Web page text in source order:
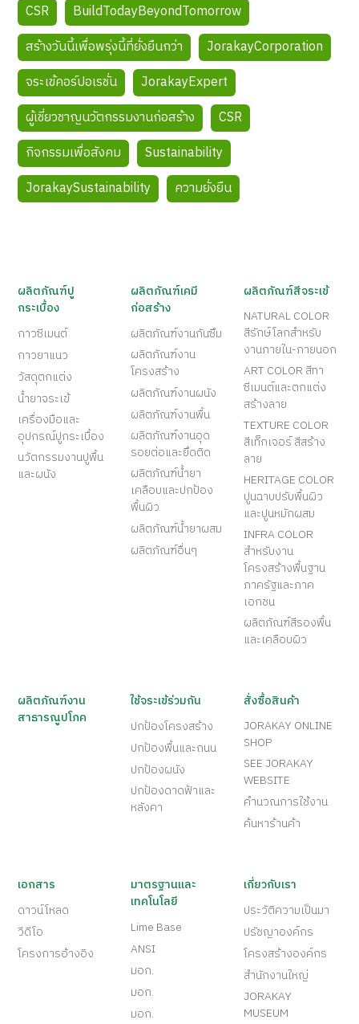
CSR
BuildTodayBeyondTomorrow
สร้างวันนี้เพื่อพรุ่งนี้ที่ยั่งยืนกว่า
JorakayCorporation
จระเข้คอร์ปอเรชั่น
JorakayExpert
ผู้เชี่ยวชาญนวัตกรรมงานก่อสร้าง
CSR
กิจกรรมเพื่อสังคม
Sustainability
JorakaySustainability
ความยั่งยืน
ผลิตภัณฑ์ปู
กระเบื้อง
กาวซีเมนต์
กาวยาแนว
วัสดุตกแต่ง
น้ำยาจระเข้
เครื่องมือและ
อุปกรณ์ปูกระเบื้อง
นวัตกรรมงานปูพื้น
และผนัง
ผลิตภัณฑ์เคมี
ก่อสร้าง
ผลิตภัณฑ์งานกันซึม
ผลิตภัณฑ์งาน
โครงสร้าง
ผลิตภัณฑ์งานผนัง
ผลิตภัณฑ์งานพื้น
ผลิตภัณฑ์งานอุด
รอยต่อและยึดติด
ผลิตภัณฑ์น้ำยา
เคลือบและปกป้อง
พื้นผิว
ผลิตภัณฑ์น้ำยาผสม
ผลิตภัณฑ์อื่นๆ
ผลิตภัณฑ์สีจระเข้
NATURAL COLOR
สีรักษ์โลกสำหรับ
งานภายใน-ภายนอก
ART COLOR สีทา
ซีเมนต์และตกแต่ง
สร้างลาย
TEXTURE COLOR
สีเท็กเจอร์ สีสร้าง
ลาย
HERITAGE COLOR
ปูนฉาบปรับพื้นผิว
และปูนหมักผสม
INFRA COLOR
สำหรับงาน
โครงสร้างพื้นฐาน
ภาครัฐและภาค
เอกชน
ผลิตภัณฑ์สีรองพื้น
และเคลือบผิว
ผลิตภัณฑ์งาน
สาธารณูปโภค
ใช้จระเข้ร่วมกัน
ปกป้องโครงสร้าง
ปกป้องพื้นและถนน
ปกป้องผนัง
ปกป้องดาดฟ้าและ
หลังคา
สั่งซื้อสินค้า
JORAKAY ONLINE
SHOP
SEE JORAKAY
WEBSITE
คำนวณการใช้งาน
ค้นหาร้านค้า
เอกสาร
ดาวน์โหลด
วีดีโอ
โครงการอ้างอิง
มาตรฐานและ
เทคโนโลยี
Lime Base
ANSI
มอก.
มอก.
มอก.
เกี่ยวกับเรา
ประวัติความเป็นมา
ปรัชญาองค์กร
โครงสร้างองค์กร
สำนักงานใหญ่
JORAKAY
MUSEUM